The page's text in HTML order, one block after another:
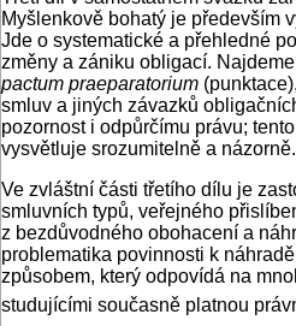
Myšlenkově bohatý je především
Jde o systematické a přehledné
změny a zániku obligací.
pactum praeparatorium
smluv a jiných závazků
pozornost i odpůrčímu právu;
vysvětluje srozumitelně a názorně.
Ve zvláštní části třetího dílu je
smluvních typů, veřejného
z bezdůvodného obohacení a
problematika povinnosti k
způsobem, který odpovídá na
studujícími současně platnou